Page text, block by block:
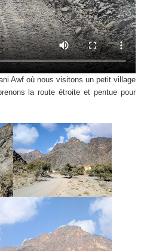
Awf où nous visitons un petit village
la route étroite et pentue pour